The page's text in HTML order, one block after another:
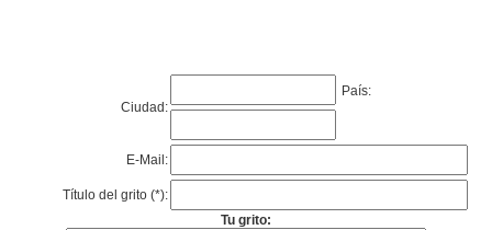
Ciudad:
País:
E-Mail:
Título del grito (*):
Tu grito: